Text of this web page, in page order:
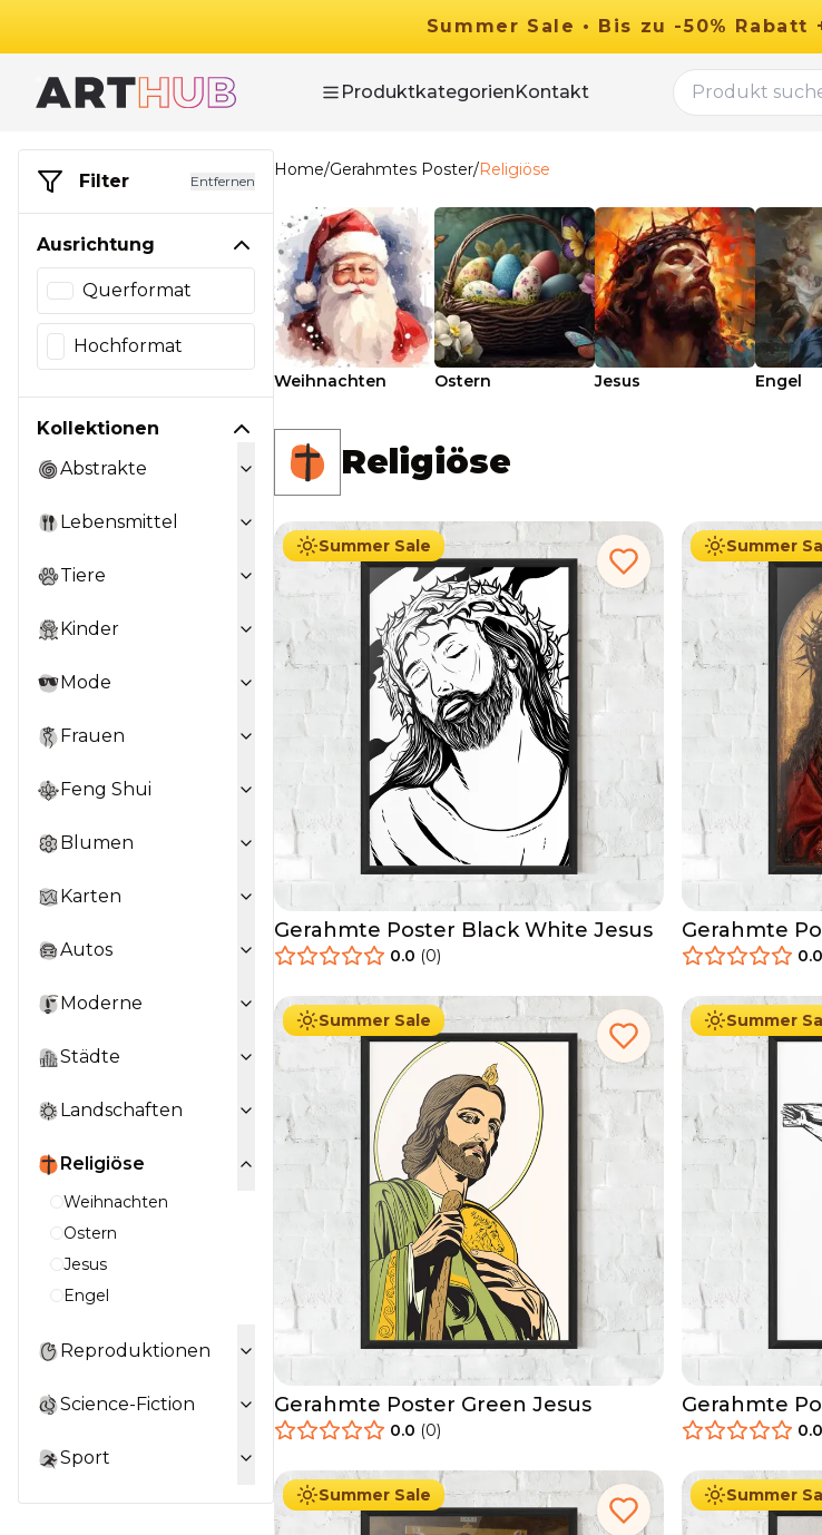
Summer Sale • Bis zu -50% Rabatt
ProduktkategorienKontakt
Filter Entfernen
Ausrichtung
Querformat
Hochformat
Kollektionen
Abstrakte
Lebensmittel
Tiere
Kinder
Mode
Frauen
Feng Shui
Blumen
Karten
Autos
Moderne
Städte
Landschaften
Religiöse
Weihnachten
Ostern
Jesus
Engel
Reproduktionen
Science-Fiction
Sport
Home/Gerahmtes Poster/Religiöse
Weihnachten Ostern Jesus Engel
Religiöse
Summer Sale
Ab 49.90
Gerahmte Poster Black White Jesus
0.0 (0)
Summer
Gerahmte
0.0
Summer Sale
Ab 49.90 € 29.90
Gerahmte Poster Green Jesus
0.0 (0)
Summer
Ab 49.90 €
Gerahmte
0.0
Summer Sale
Ab 49.90 € 29.90
Summer
Ab 49.90 €